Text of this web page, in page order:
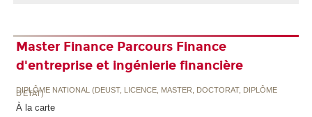
Master Finance Parcours Finance
d'entreprise et ingénierie financière
DIPLÔME NATIONAL (DEUST, LICENCE, MASTER, DOCTORAT, DIPLÔME
D'ETAT)
À la carte